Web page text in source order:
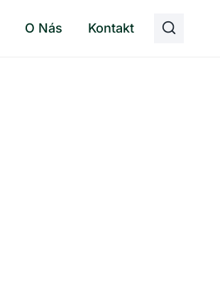
O Nás Kontakt